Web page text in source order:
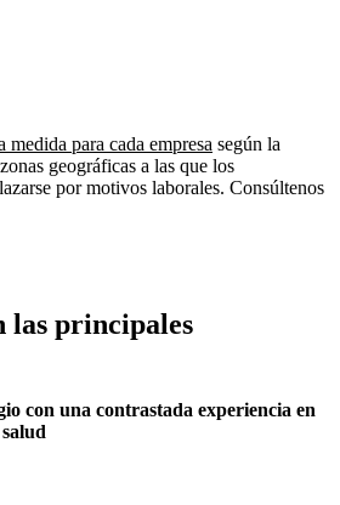
medida para cada empresa según la
geográficas a las que los
por motivos laborales. Consúltenos
las principales
con una contrastada experiencia en